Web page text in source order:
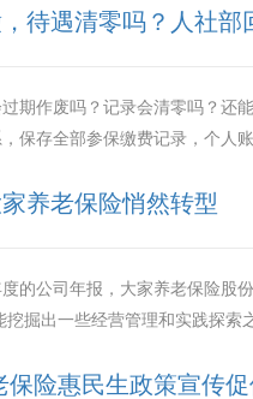
待遇清零吗？人社部
期作废吗？记录会清零吗？
保存全部参保缴费记录，个人
养老保险悄然转型
的公司年报，大家养老保险股
掘出一些经营管理和实践探索
险惠民生政策宣传